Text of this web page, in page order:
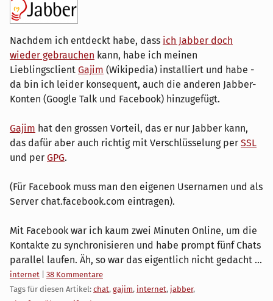
Nachdem ich entdeckt habe, dass ich Jabber doch
wieder gebrauchen kann, habe ich meinen
Lieblingsclient Gajim (Wikipedia) installiert und habe -
da bin ich leider konsequent, auch die anderen Jabber-
Konten (Google Talk und Facebook) hinzugefügt.
Gajim hat den grossen Vorteil, das er nur Jabber kann,
das dafür aber auch richtig mit Verschlüsselung per SSL
und per GPG.
(Für Facebook muss man den eigenen Usernamen und als
Server chat.facebook.com eintragen).
Mit Facebook war ich kaum zwei Minuten Online, um die
Kontakte zu synchronisieren und habe prompt fünf Chats
parallel laufen. Äh, so war das eigentlich nicht gedacht ...
Kategorien:
internet
38 Kommentare
Tags für diesen Artikel: chat, gajim, internet, jabber,